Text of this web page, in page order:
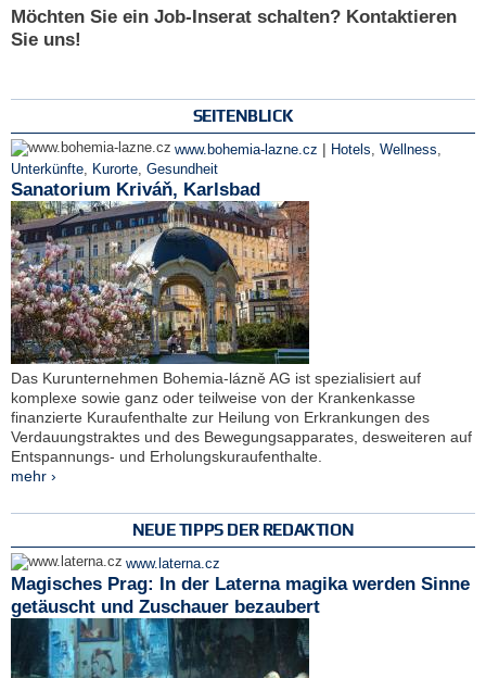
Möchten Sie ein Job-Inserat schalten? Kontaktieren
Sie uns!
SEITENBLICK
www.bohemia-lazne.cz | Hotels Wellness
Unterkünfte
Kurorte Gesundheit
Sanatorium Kriváň, Karlsbad
Das Kurunternehmen Bohemia-lázně AG ist spezialisiert auf
komplexe sowie ganz oder teilweise von der Krankenkasse
finanzierte Kuraufenthalte zur Heilung von Erkrankungen des
Verdauungstraktes und des Bewegungsapparates, desweiteren auf
Entspannungs- und Erholungskuraufenthalte.
mehr ›
NEUE TIPPS DER REDAKTION
www.laterna.cz
Magisches Prag: In der Laterna magika werden Sinne
getäuscht und Zuschauer bezaubert